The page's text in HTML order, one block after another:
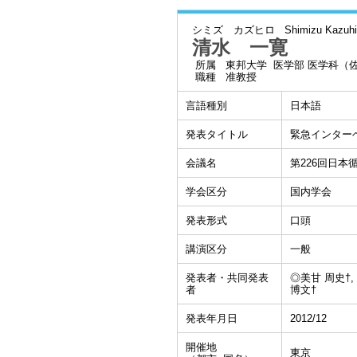
シミズ カズヒロ Shimizu
清水 一寛
所属
東邦大学 医学部 医学科（佐
職種
准教授
言語種別 日本語
発表タイトル 緊急インター
会議名 第226回日本
学会区分 国内学会
発表形式 口頭
講演区分 一般
発表者・共同発表
者
◎美甘 周史
博文†
発表年月日 2012/12
開催地
東京